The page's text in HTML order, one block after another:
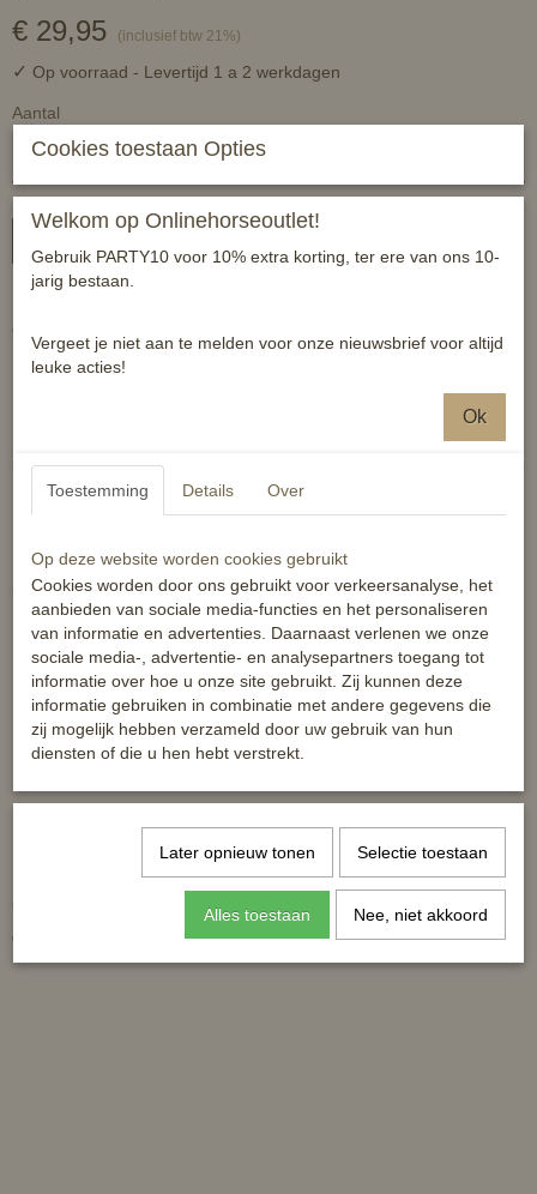
€ 29,95 (inclusief btw 21%)
✓ Op voorraad - Levertijd 1 a 2 werkdagen
Aantal
geen 2 van zijn!
Bruin leer.
Ook interessant
Frontriem LV gevlochten strass
€ 19,95
Horze Luxe swarovski frontriem
€ 23,99
Cookies toestaan Opties
Welkom op Onlinehorseoutlet!
Gebruik PARTY10 voor 10% extra korting, ter ere van ons 10-
jarig bestaan.
Vergeet je niet aan te melden voor onze nieuwsbrief voor altijd
leuke acties!
Ok
Toestemming Details Over
Op deze website worden cookies gebruikt
Cookies worden door ons gebruikt voor verkeersanalyse, het
aanbieden van sociale media-functies en het personaliseren
van informatie en advertenties. Daarnaast verlenen we onze
sociale media-, advertentie- en analysepartners toegang tot
informatie over hoe u onze site gebruikt. Zij kunnen deze
informatie gebruiken in combinatie met andere gegevens die
zij mogelijk hebben verzameld door uw gebruik van hun
diensten of die u hen hebt verstrekt.
Later opnieuw tonen Selectie toestaan
Alles toestaan Nee, niet akkoord